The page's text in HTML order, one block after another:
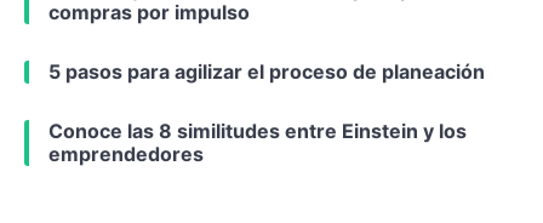
compras por impulso
5 pasos para agilizar el proceso de planeación
Conoce las 8 similitudes entre Einstein y los
emprendedores